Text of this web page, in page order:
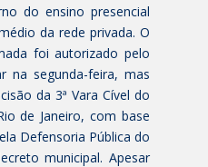
do ensino presencial
da rede privada. O
foi autorizado pelo
na segunda-feira, mas
da 3ª Vara Cível do
de Janeiro, com base
Defensoria Pública do
municipal. Apesar